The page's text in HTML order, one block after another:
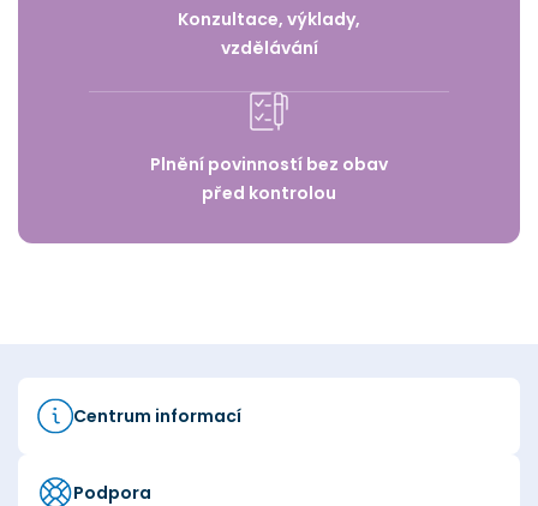
Konzultace, výklady,
vzdělávání
Plnění povinností bez obav
před kontrolou
Centrum informací
Podpora